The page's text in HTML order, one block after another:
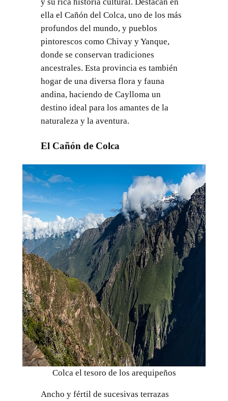
ella el Cañón del Colca, uno de los más
profundos del mundo, y pueblos
pintorescos como Chivay y Yanque,
donde se conservan tradiciones
ancestrales. Esta provincia es también
hogar de una diversa flora y fauna
andina, haciendo de Caylloma un
destino ideal para los amantes de la
naturaleza y la aventura.
El Cañón de Colca
Colca el tesoro de los arequipeños
Ancho y fértil de sucesivas terrazas